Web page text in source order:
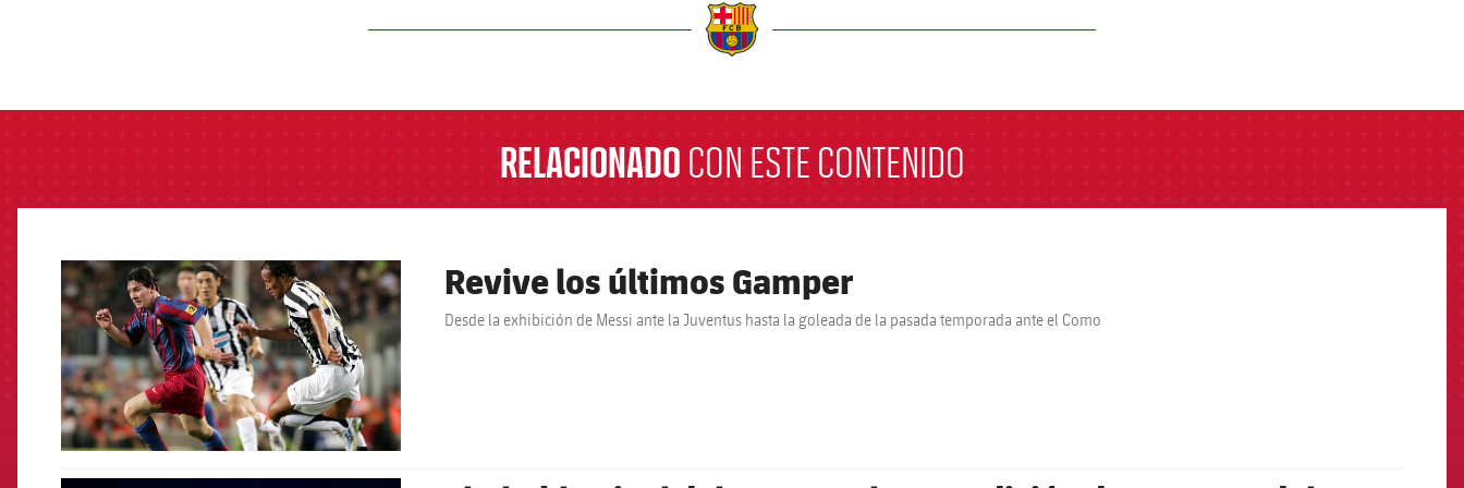
RELACIONADO CON ESTE CONTENIDO
FCB Barcelona badge Revive los últimos Gamper
Desde la exhibición de Messi ante la Juventus hasta la goleada de la pasada temporada ante el Como